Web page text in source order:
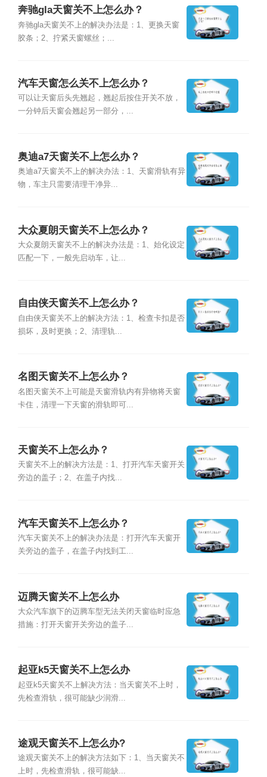
奔驰gla天窗关不上怎么办？
奔驰gla天窗关不上的解决办法是：1、更换天窗
胶条；2、拧紧天窗螺丝；...
汽车天窗怎么关不上怎么办？
可以让天窗后头先翘起，翘起后按住开关不放，
一分钟后天窗会翘起另一部分，...
奥迪a7天窗关不上怎么办？
奥迪a7天窗关不上的解决办法：1、天窗滑轨有异
物，车主只需要清理干净异...
大众夏朗天窗关不上怎么办？
大众夏朗天窗关不上的解决办法是：1、始化设定
匹配一下，一般先启动车，让...
自由侠天窗关不上怎么办？
自由侠天窗关不上的解决方法：1、检查卡扣是否
损坏，及时更换；2、清理轨...
名图天窗关不上怎么办？
名图天窗关不上可能是天窗滑轨内有异物将天窗
卡住，清理一下天窗的滑轨即可...
天窗关不上怎么办？
天窗关不上的解决方法是：1、打开汽车天窗开关
旁边的盖子；2、在盖子内找...
汽车天窗关不上怎么办？
汽车天窗关不上的解决办法是：打开汽车天窗开
关旁边的盖子，在盖子内找到工...
迈腾天窗关不上怎么办
大众汽车旗下的迈腾车型无法关闭天窗临时应急
措施：打开天窗开关旁边的盖子...
起亚k5天窗关不上怎么办
起亚k5天窗关不上解决方法：当天窗关不上时，
先检查滑轨，很可能缺少润滑...
途观天窗关不上怎么办?
途观天窗关不上的解决方法如下：1、当天窗关不
上时，先检查滑轨，很可能缺...